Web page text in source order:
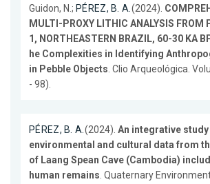
Guidon, N.; PÉREZ, B. A.(2024).
MULTI-PROXY LITHIC ANALYSIS FROM
1, NORTHEASTERN BRAZIL, 60-30 KA
he Complexities in Identifying
in Pebble Objects. Clio Arqueológica.
- 98).
PÉREZ, B. A.(2024). An integrative study
environmental and cultural data from
of Laang Spean Cave (Cambodia)
human remains. Quaternary